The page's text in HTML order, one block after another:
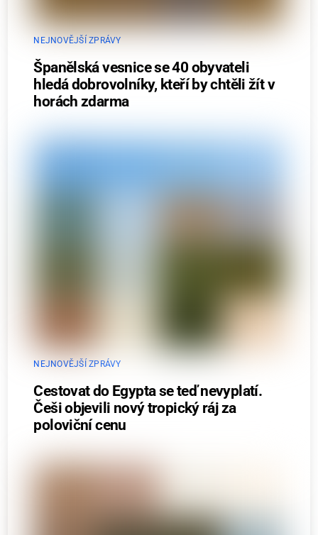
NEJNOVĚJŠÍ ZPRÁVY
Španělská vesnice se 40 obyvateli
hledá dobrovolníky, kteří by chtěli žít v
horách zdarma
NEJNOVĚJŠÍ ZPRÁVY
Cestovat do Egypta se teď nevyplatí.
Češi objevili nový tropický ráj za
poloviční cenu